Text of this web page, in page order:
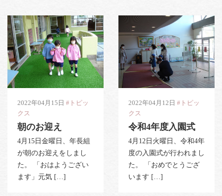
2022年04月15日 #トピッ
クス
朝のお迎え
4月15日金曜日、年長組
が朝のお迎えをしまし
た。 「おはようござい
ます」元気 […]
2022年04月12日 #トピッ
クス
令和4年度入園式
4月12日火曜日、令和4年
度の入園式が行われまし
た。 「おめでとうござ
います […]